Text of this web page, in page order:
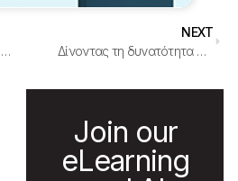
Gamification στην Εκπαίδευση: Το MVP Erasmus+ Workshop φέρνει τη δημιουργικότητα στην τάξη
NEXT
Δίνοντας τη δυνατότητα στους/στις εκπαιδευτικούς να δημιουργούν συστήματα AI χωρίς κώδικα – Ερευνητικά στιγμιότυπα από το ITS 2025
Join our
eLearning